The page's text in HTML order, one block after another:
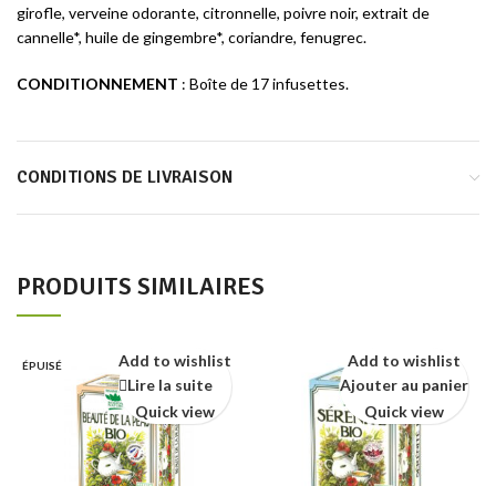
girofle, verveine odorante, citronnelle, poivre noir, extrait de
cannelle*, huile de gingembre*, coriandre, fenugrec.
CONDITIONNEMENT : Boîte de 17 infusettes.
CONDITIONS DE LIVRAISON
PRODUITS SIMILAIRES
ÉPUISÉ
Add to wishlist
Lire la suite
Quick view
Add to wishlist
Ajouter au panier
Quick view